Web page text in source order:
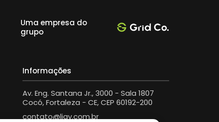
Uma empresa do
grupo
Informações
Av. Eng. Santana Jr., 3000 - Sala 1807
Cocó, Fortaleza - CE, CEP 60192-200
contato@ligy.com.br